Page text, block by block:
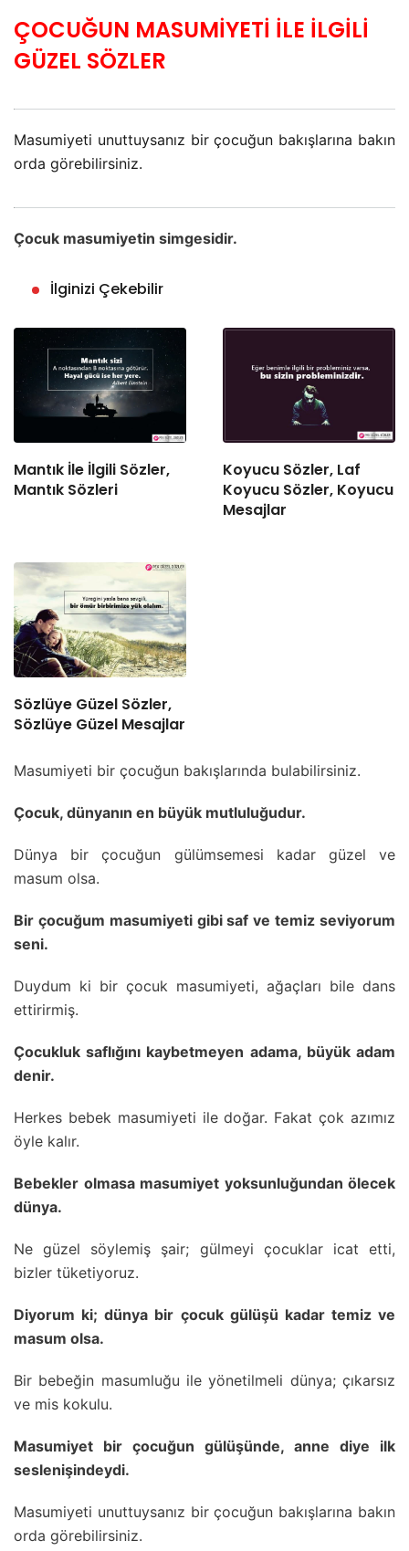
ÇOCUĞUN MASUMİYETİ İLE İLGİLİ
GÜZEL SÖZLER
Masumiyeti unuttuysanız bir çocuğun bakışlarına bakın
orda görebilirsiniz.
Çocuk masumiyetin simgesidir.
İlginizi Çekebilir
Mantık İle İlgili Sözler,
Mantık Sözleri
Koyucu Sözler, Laf
Koyucu Sözler, Koyucu
Mesajlar
Sözlüye Güzel Sözler,
Sözlüye Güzel Mesajlar
Masumiyeti bir çocuğun bakışlarında bulabilirsiniz.
Çocuk, dünyanın en büyük mutluluğudur.
Dünya bir çocuğun gülümsemesi kadar güzel ve
masum olsa.
Bir çocuğum masumiyeti gibi saf ve temiz seviyorum
seni.
Duydum ki bir çocuk masumiyeti, ağaçları bile dans
ettirirmiş.
Çocukluk saflığını kaybetmeyen adama, büyük adam
denir.
Herkes bebek masumiyeti ile doğar. Fakat çok azımız
öyle kalır.
Bebekler olmasa masumiyet yoksunluğundan ölecek
dünya.
Ne güzel söylemiş şair; gülmeyi çocuklar icat etti,
bizler tüketiyoruz.
Diyorum ki; dünya bir çocuk gülüşü kadar temiz ve
masum olsa.
Bir bebeğin masumluğu ile yönetilmeli dünya; çıkarsız
ve mis kokulu.
Masumiyet bir çocuğun gülüşünde, anne diye ilk
seslenişindeydi.
Masumiyeti unuttuysanız bir çocuğun bakışlarına bakın
orda görebilirsiniz.